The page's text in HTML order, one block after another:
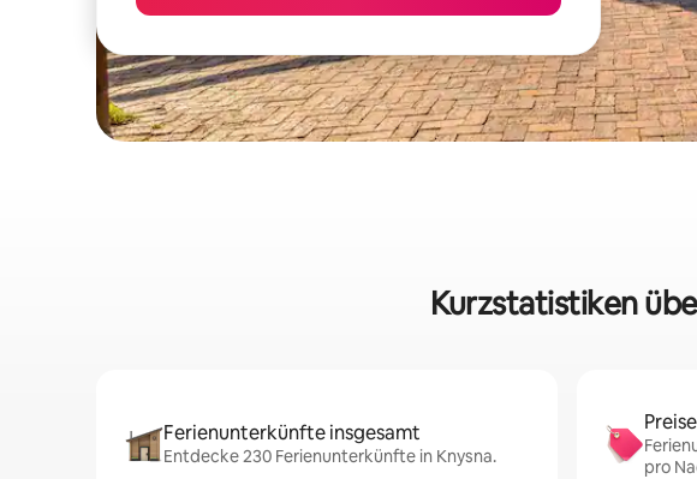
Kurzstatistiken
Ferienunterkünfte insgesamt
Entdecke 230 Ferienunterkünfte in Knysna.
pro